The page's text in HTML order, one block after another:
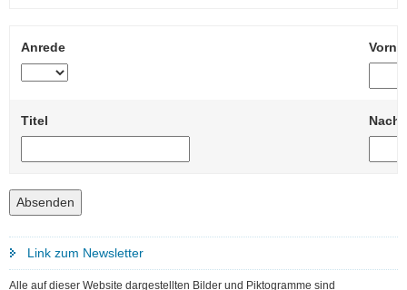
Anrede
Titel
Absenden
Link zum Newsletter
Alle auf dieser Website dargestellten Bilder und Piktogramme sind